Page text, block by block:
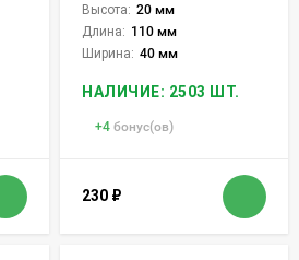
Высота: 20 мм
Длина: 110 мм
Ширина: 40 мм
НАЛИЧИЕ: 2503 ШТ.
+4 бонус(ов)
230 ₽